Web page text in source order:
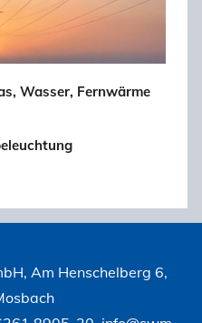
Wasser, Fernwärme
Am Henschelberg 6,